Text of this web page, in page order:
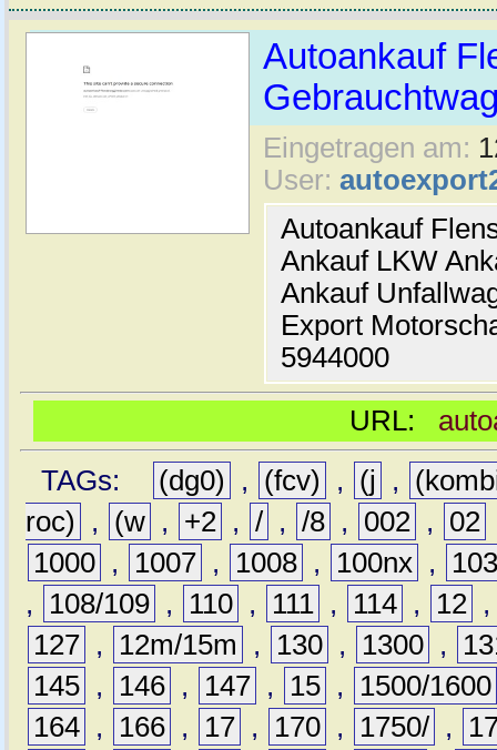
Autoankauf
Eingetragen am:
User:
Autoankauf
Ankauf LKW
Ankauf
Export
5944000
URL:
TAGs:
(dg0) , (fcv) , (j ,
roc)
, (w , +2 , / , /8 , 002 , 02
1000 , 1007 , 1008 , 100nx ,
,
108/109 , 110 , 111 , 114 , 12
127 , 12m/15m , 130 , 1300 ,
145 , 146 , 147 , 15 ,
1500/1600
164 , 166 , 17 , 170 , 1750/ ,